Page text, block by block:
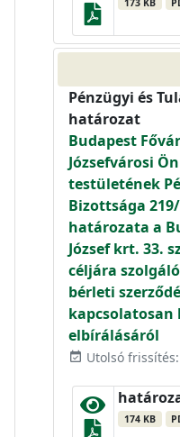
173 KB
Pénzügyi és
határozat
Budapest
Józsefvárosi
testületének
Bizottsága
határozata a
József krt. 33.
céljára
bérleti
elbírálásáról
event_available Utolsó
174 KB